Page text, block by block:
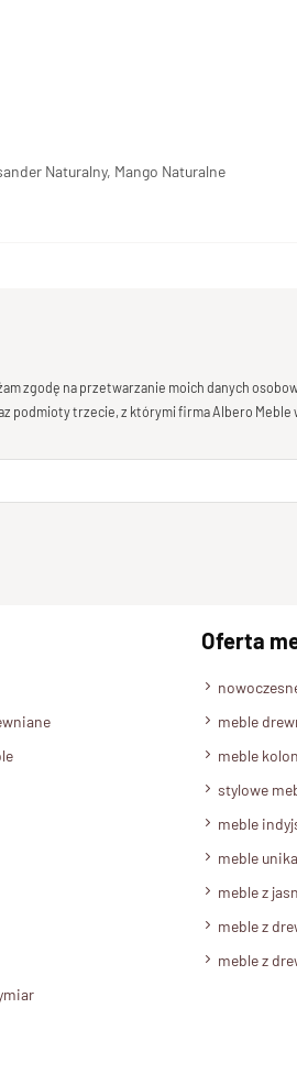
Naturalny, Mango Naturalne
zgodę na przetwarzanie moich danych
podmioty trzecie, z którymi firma Albero
Oferta
meble
meble
stylowe
meble
meble
meble z
meble z
meble z